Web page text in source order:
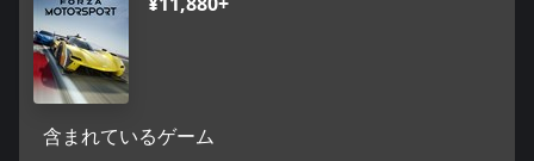
含まれているゲーム